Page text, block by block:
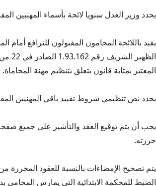
يحدد وزير العدل سنويا لائحة بأسماء المهنيين
المعتبر بمثابة قانون يتعلق بتنظيم مهنة المحاماة.
يحدد نص تنظيمي شروط تقييد باقي المهنيين
يجب أن يتم توقيع العقد والتأشير على جميع
حررته.
يتم تصحيح الإمضاءات بالنسبة للعقود
الضبط للمحكمة الابتدائية التي يمارس المحامي